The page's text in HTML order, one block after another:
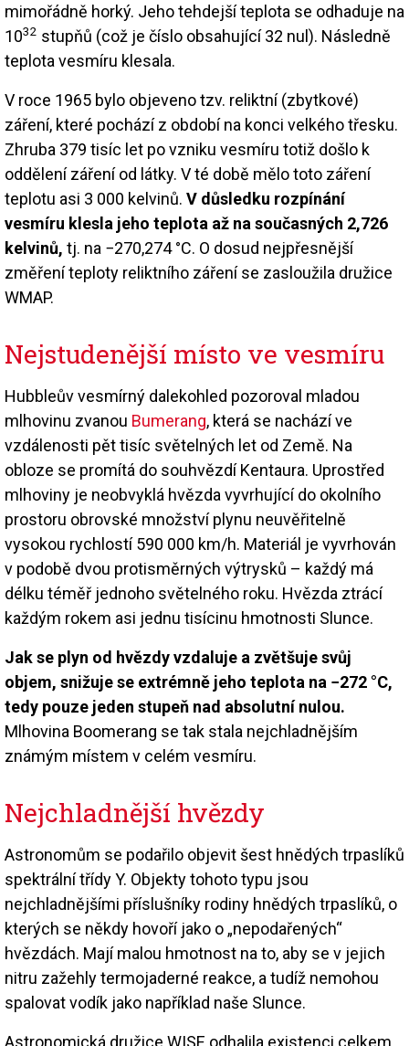
mimořádně horký. Jeho tehdejší teplota se odhaduje na
1032 stupňů (což je číslo obsahující 32 nul). Následně
teplota vesmíru klesala.
V roce 1965 bylo objeveno tzv. reliktní (zbytkové)
záření, které pochází z období na konci velkého třesku.
Zhruba 379 tisíc let po vzniku vesmíru totiž došlo k
oddělení záření od látky. V té době mělo toto záření
teplotu asi 3 000 kelvinů. V důsledku rozpínání
vesmíru klesla jeho teplota až na současných 2,726
kelvinů, tj. na −270,274 °C. O dosud nejpřesnější
změření teploty reliktního záření se zasloužila družice
WMAP.
Nejstudenější místo ve vesmíru
Hubbleův vesmírný dalekohled pozoroval mladou
mlhovinu zvanou Bumerang, která se nachází ve
vzdálenosti pět tisíc světelných let od Země. Na
obloze se promítá do souhvězdí Kentaura. Uprostřed
mlhoviny je neobvyklá hvězda vyvrhující do okolního
prostoru obrovské množství plynu neuvěřitelně
vysokou rychlostí 590 000 km/h. Materiál je vyvrhován
v podobě dvou protisměrných výtrysků – každý má
délku téměř jednoho světelného roku. Hvězda ztrácí
každým rokem asi jednu tisícinu hmotnosti Slunce.
Jak se plyn od hvězdy vzdaluje a zvětšuje svůj
objem, snižuje se extrémně jeho teplota na −272 °C,
tedy pouze jeden stupeň nad absolutní nulou.
Mlhovina Boomerang se tak stala nejchladnějším
známým místem v celém vesmíru.
Nejchladnější hvězdy
Astronomům se podařilo objevit šest hnědých trpaslíků
spektrální třídy Y. Objekty tohoto typu jsou
nejchladnějšími příslušníky rodiny hnědých trpaslíků, o
kterých se někdy hovoří jako o „nepodařených“
hvězdách. Mají malou hmotnost na to, aby se v jejich
nitru zažehly termojaderné reakce, a tudíž nemohou
spalovat vodík jako například naše Slunce.
Astronomická družice WISE odhalila existenci celkem